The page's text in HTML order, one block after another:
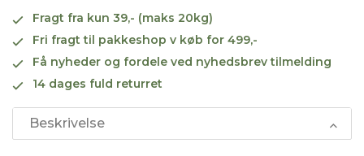
Fragt fra kun 39,- (maks 20kg)
Fri fragt til pakkeshop v køb for 499,-
Få nyheder og fordele ved nyhedsbrev tilmelding
14 dages fuld returret
Beskrivelse